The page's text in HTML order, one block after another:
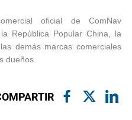
oficial de ComNav
República Popular China, la
demás marcas comerciales
dueños.